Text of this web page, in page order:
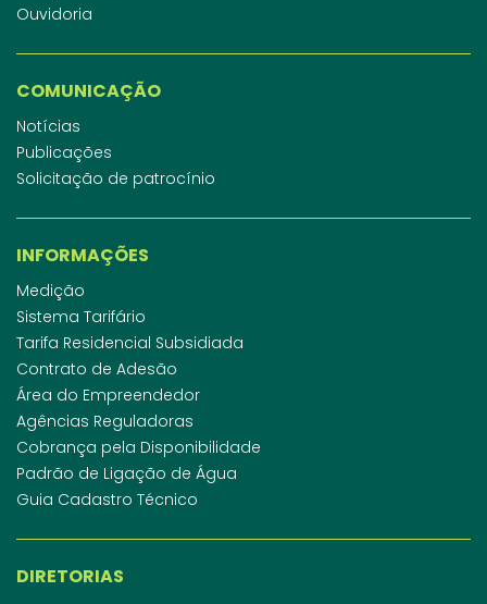
Ouvidoria
COMUNICAÇÃO
Notícias
Publicações
Solicitação de patrocínio
INFORMAÇÕES
Medição
Sistema Tarifário
Tarifa Residencial Subsidiada
Contrato de Adesão
Área do Empreendedor
Agências Reguladoras
Cobrança pela Disponibilidade
Padrão de Ligação de Água
Guia Cadastro Técnico
DIRETORIAS